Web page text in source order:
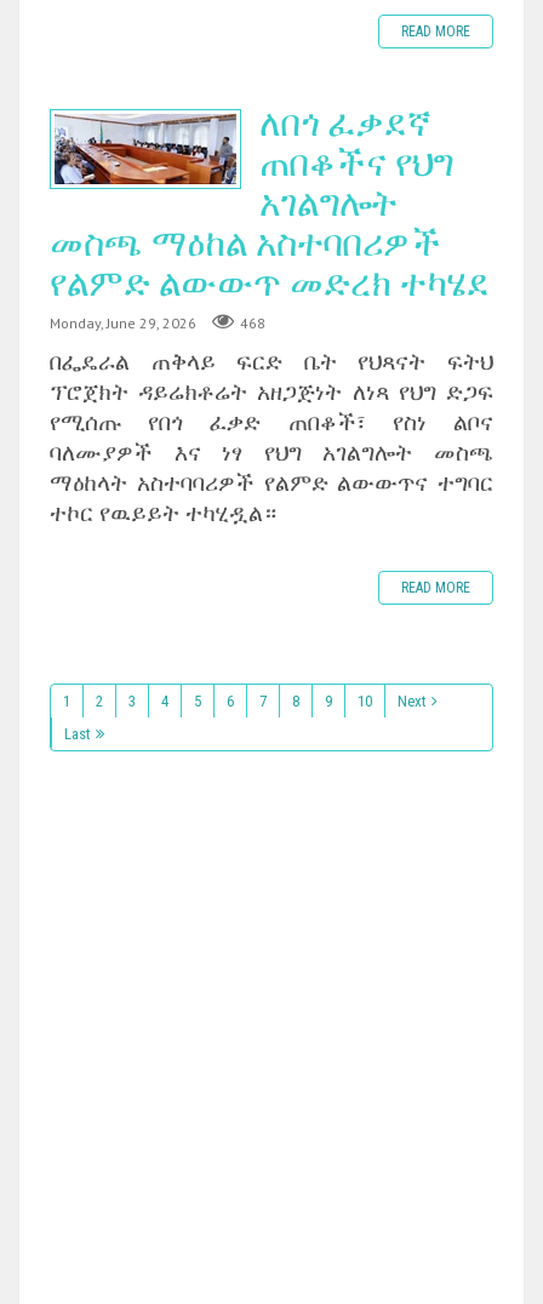
READ MORE
ለበጎ ፈቃደኛ
ጠበቆችና የህግ
አገልግሎት
መስጫ ማዕከል አስተባበሪዎች
የልምድ ልውውጥ መድረክ ተካሄደ
Monday, June 29, 2026 468
በፌዴራል ጠቅላይ ፍርድ ቤት የህጻናት ፍትህ
ፕሮጀክት ዳይሬክቶሬት አዘጋጅነት ለነጻ የህግ ድጋፍ
የሚሰጡ የበጎ ፈቃድ ጠበቆች፣ የስነ ልቦና
ባለሙያዎች እና ነፃ የህግ አገልግሎት መስጫ
ማዕከላት አስተባባሪዎች የልምድ ልውውጥና ተግባር
ተኮር የዉይይት ተካሂዷል።
READ MORE
1 2 3 4 5 6 7 8 9 10
Next
Last